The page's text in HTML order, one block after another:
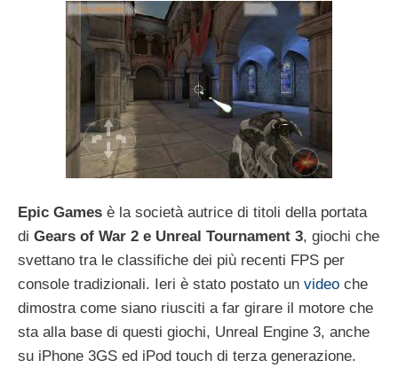
Epic Games è la società autrice di titoli della portata
di Gears of War 2 e Unreal Tournament 3, giochi che
svettano tra le classifiche dei più recenti FPS per
console tradizionali. Ieri è stato postato un video che
dimostra come siano riusciti a far girare il motore che
sta alla base di questi giochi, Unreal Engine 3, anche
su iPhone 3GS ed iPod touch di terza generazione.